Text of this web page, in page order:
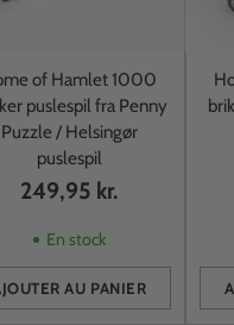
of Hamlet 1000
puslespil fra Penny
Puzzle / Helsingør
puslespil
249,95 kr.
En stock
AU PANIER